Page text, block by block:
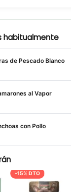
habitualmente
de Pescado Blanco
al Vapor
con Pollo
-15% DTO